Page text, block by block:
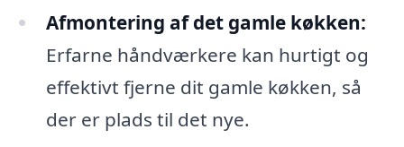
Afmontering af det gamle køkken:
Erfarne håndværkere kan hurtigt og
effektivt fjerne dit gamle køkken, så
der er plads til det nye.